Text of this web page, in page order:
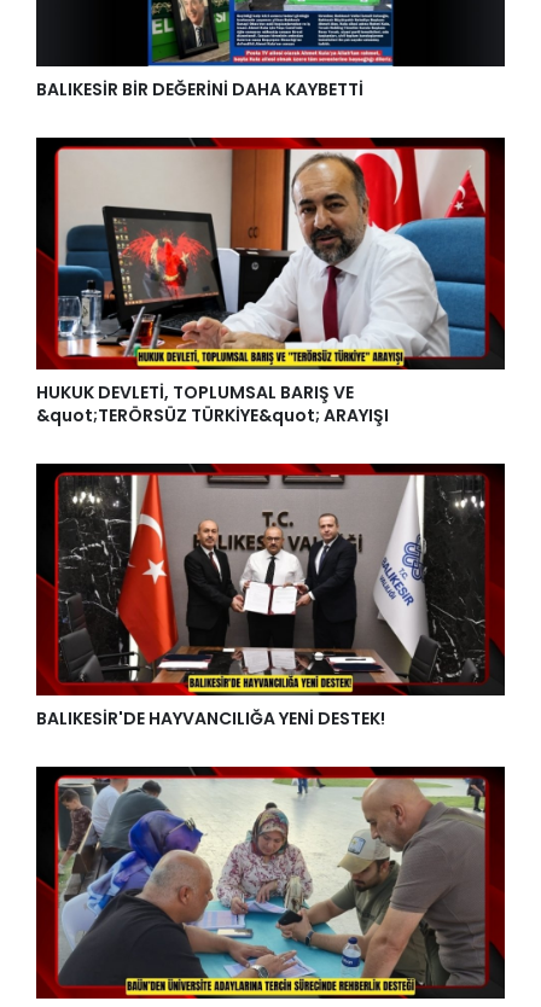
BALIKESİR BİR DEĞERİNİ DAHA KAYBETTİ
HUKUK DEVLETİ, TOPLUMSAL BARIŞ VE
&quot;TERÖRSÜZ TÜRKİYE&quot; ARAYIŞI
BALIKESİR'DE HAYVANCILIĞA YENİ DESTEK!